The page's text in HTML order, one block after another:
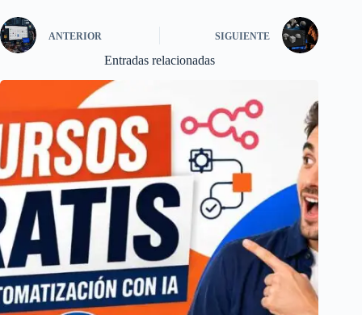
ANTERIOR SIGUIENTE
Entradas relacionadas